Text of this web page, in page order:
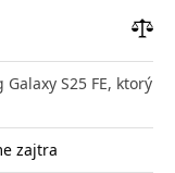
S25 FE, ktorý
zajtra